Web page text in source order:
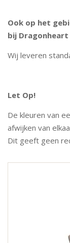
Ook op het
bij
Wij leveren
Let Op!
De kleuren van
afwijken van
Dit geeft geen